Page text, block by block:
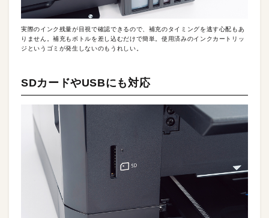
実際のインク残量が目視で確認できるので、補充のタイミングを逃す心配もあ
りません。補充もボトルを差し込むだけで簡単。使用済みのインクカートリッ
ジというゴミが発生しないのもうれしい。
SDカードやUSBにも対応